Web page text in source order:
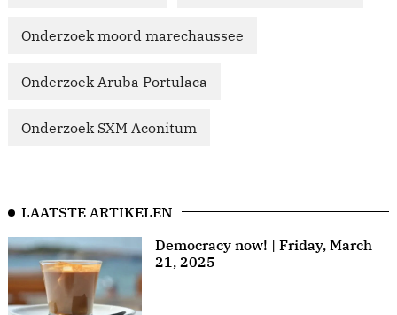
Onderzoek moord marechaussee
Onderzoek Aruba Portulaca
Onderzoek SXM Aconitum
LAATSTE ARTIKELEN
Democracy now! | Friday, March
21, 2025